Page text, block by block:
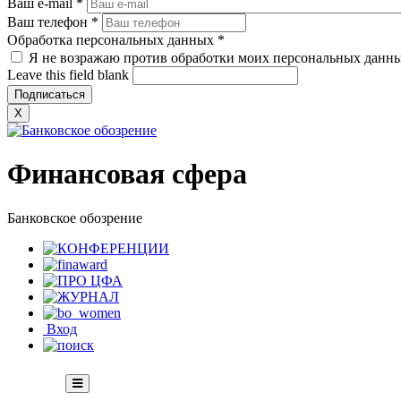
Ваш e-mail *
Ваш телефон *
Обработка персональных данных *
Я не возражаю против обработки моих персональных
Leave this field blank
X
Финансовая сфера
Банковское обозрение
Вход